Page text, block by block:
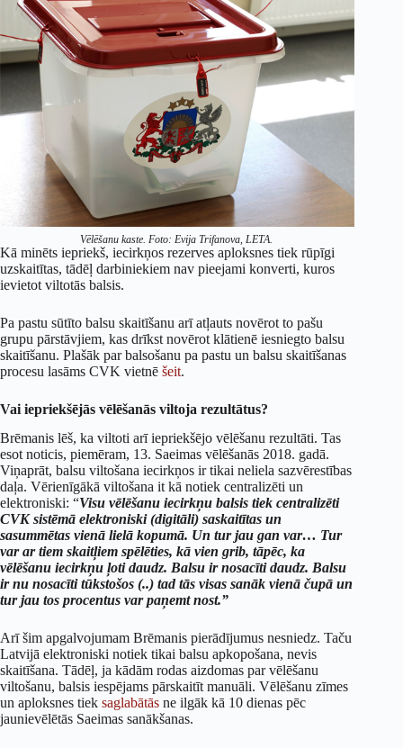
Vēlēšanu kaste. Foto: Evija Trifanova, LETA.
Kā minēts iepriekš, iecirkņos rezerves aploksnes tiek rūpīgi
uzskaitītas, tādēļ darbiniekiem nav pieejami konverti, kuros
ievietot viltotās balsis.
Pa pastu sūtīto balsu skaitīšanu arī atļauts novērot to pašu
grupu pārstāvjiem, kas drīkst novērot klātienē iesniegto balsu
skaitīšanu. Plašāk par balsošanu pa pastu un balsu skaitīšanas
procesu lasāms CVK vietnē šeit.
Vai iepriekšējās vēlēšanās viltoja rezultātus?
Brēmanis lēš, ka viltoti arī iepriekšējo vēlēšanu rezultāti. Tas
esot noticis, piemēram, 13. Saeimas vēlēšanās 2018. gadā.
Viņaprāt, balsu viltošana iecirkņos ir tikai neliela sazvērestības
daļa. Vērienīgākā viltošana it kā notiek centralizēti un
elektroniski: “Visu vēlēšanu iecirkņu balsis tiek centralizēti
CVK sistēmā elektroniski (digitāli) saskaitītas un
sasummētas vienā lielā kopumā. Un tur jau gan var… Tur
var ar tiem skaitļiem spēlēties, kā vien grib, tāpēc, ka
vēlēšanu iecirkņu ļoti daudz. Balsu ir nosacīti daudz. Balsu
ir nu nosacīti tūkstošos (..) tad tās visas sanāk vienā čupā un
tur jau tos procentus var paņemt nost.”
Arī šim apgalvojumam Brēmanis pierādījumus nesniedz. Taču
Latvijā elektroniski notiek tikai balsu apkopošana, nevis
skaitīšana. Tādēļ, ja kādām rodas aizdomas par vēlēšanu
viltošanu, balsis iespējams pārskaitīt manuāli. Vēlēšanu zīmes
un aploksnes tiek saglabātās ne ilgāk kā 10 dienas pēc
jaunievēlētās Saeimas sanākšanas.